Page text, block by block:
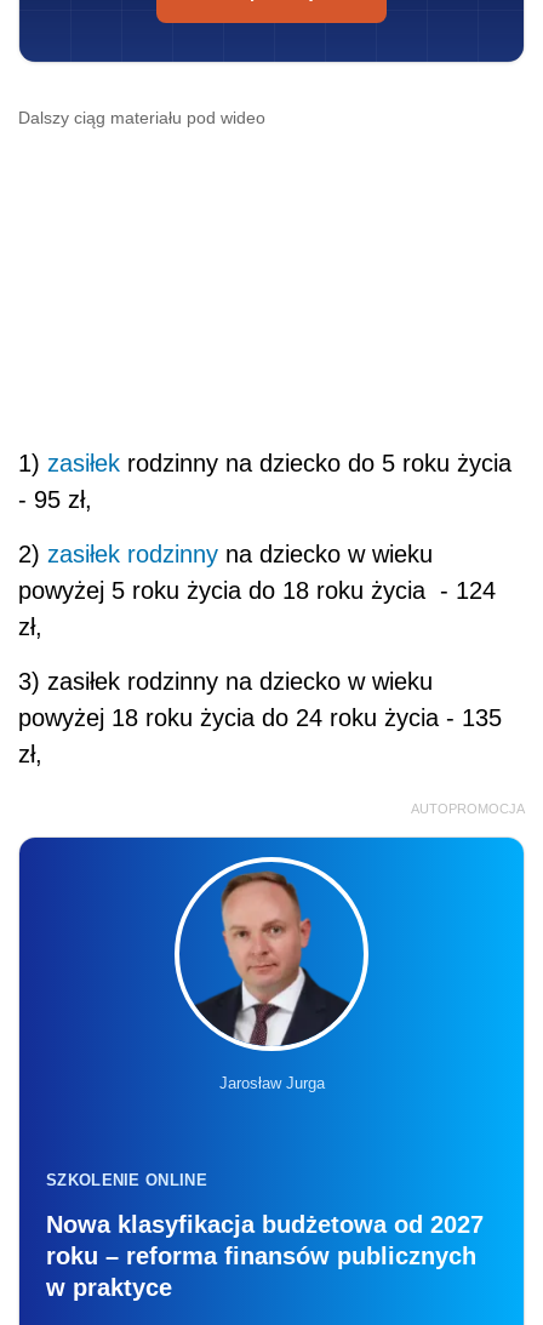
Dalszy ciąg materiału pod wideo
1) zasiłek rodzinny na dziecko do 5 roku życia
- 95 zł,
2) zasiłek rodzinny na dziecko w wieku
powyżej 5 roku życia do 18 roku życia - 124
zł,
3) zasiłek rodzinny na dziecko w wieku
powyżej 18 roku życia do 24 roku życia - 135
zł,
AUTOPROMOCJA
Jarosław Jurga
SZKOLENIE ONLINE
Nowa klasyfikacja budżetowa od 2027
roku – reforma finansów publicznych
w praktyce